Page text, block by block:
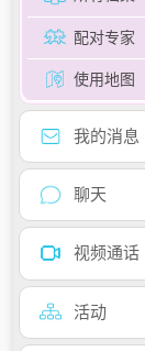
配对专家
使用地图
我的消息
聊天
视频通话
活动